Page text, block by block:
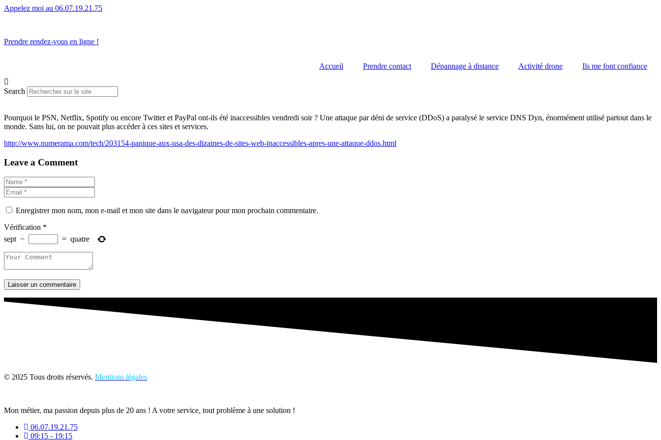
Appelez moi au 06.07.19.21.75
Prendre rendez-vous en ligne !
Accueil Prendre contact Dépannage à distance Activité drone Ils me font confiance
Search
Pourquoi le PSN, Netflix, Spotify ou encore Twitter et PayPal ont-ils été inaccessibles vendredi soir ? Une attaque par déni de service (DDoS) a paralysé le service DNS Dyn, énormément utilisé partout dans le
monde. Sans lui, on ne pouvait plus accéder à ces sites et services.
http://www.numerama.com/tech/203154-panique-aux-usa-des-dizaines-de-sites-web-inaccessibles-apres-une-attaque-ddos.html
Leave a Comment
Enregistrer mon nom, mon e-mail et mon site dans le navigateur pour mon prochain commentaire.
Vérification *
sept − = quatre
Laisser un commentaire
© 2025 Tous droits réservés. Mentions légales
Mon métier, ma passion depuis plus de 20 ans ! A votre service, tout problème à une solution !
06.07.19.21.75
09:15 - 19:15